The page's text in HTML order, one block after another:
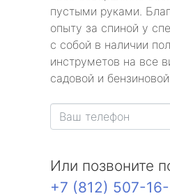
пустыми руками.
опыту за спиной у
с собой в наличии
инструметов на все
садовой и
Или позвоните
+7 (812) 507-